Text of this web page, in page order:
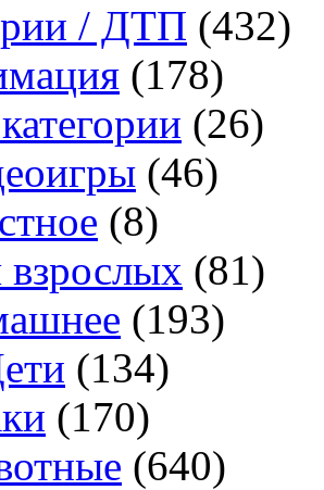
/ ДТП (432)
(178)
(26)
(46)
(8)
(81)
(193)
(134)
(170)
(640)